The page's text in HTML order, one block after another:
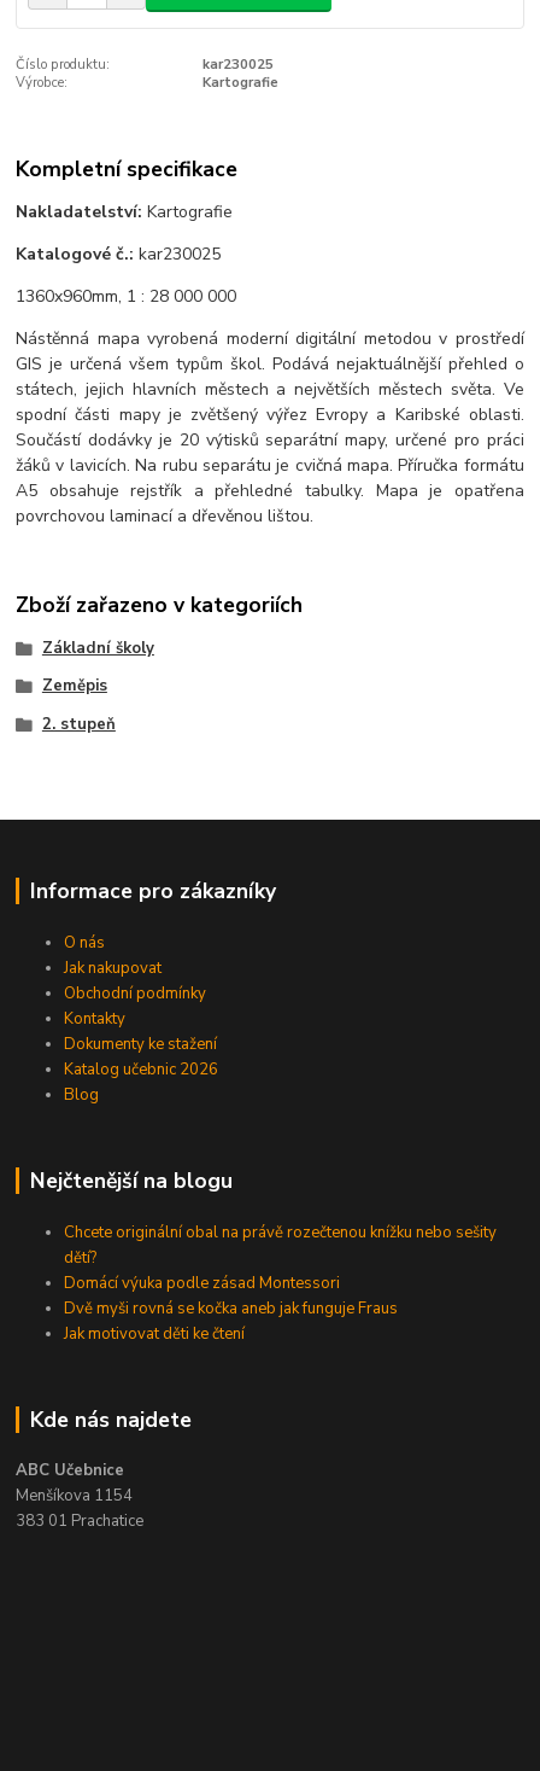
Číslo produktu:
kar230025
Výrobce:
Kartografie
Kompletní specifikace
Nakladatelství:Kartografie
Katalogové č.:kar230025
1360x960mm, 1 : 28 000 000
Nástěnná mapa vyrobená moderní digitální metodou v prostředí
GIS je určená všem typům škol. Podává nejaktuálnější přehled o
státech, jejich hlavních městech a největších městech světa. Ve
spodní části mapy je zvětšený výřez Evropy a Karibské oblasti.
Součástí dodávky je 20 výtisků separátní mapy, určené pro práci
žáků v lavicích. Na rubu separátu je cvičná mapa. Příručka formátu
A5 obsahuje rejstřík a přehledné tabulky. Mapa je opatřena
povrchovou laminací a dřevěnou lištou.
Zboží zařazeno v kategoriích
Základní školy
Zeměpis
2. stupeň
Informace pro zákazníky
O nás
Jak nakupovat
Obchodní podmínky
Kontakty
Dokumenty ke stažení
Katalog učebnic 2026
Blog
Nejčtenější na blogu
Chcete originální obal na právě rozečtenou knížku nebo sešity
dětí?
Domácí výuka podle zásad Montessori
Dvě myši rovná se kočka aneb jak funguje Fraus
Jak motivovat děti ke čtení
Kde nás najdete
ABC Učebnice
Menšíkova 1154
383 01 Prachatice